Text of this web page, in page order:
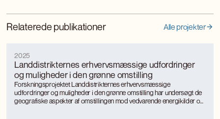
Relaterede publikationer Alle projekter
Landdistrikternes erhvervsmæssige udfordringer
og muligheder i den grønne omstilling
2025
Forskningsprojektet Landdistrikternes erhvervsmæssige
udfordringer og muligheder i den grønne omstilling har undersøgt de
geografiske aspekter af omstillingen mod vedvarende energikilder og